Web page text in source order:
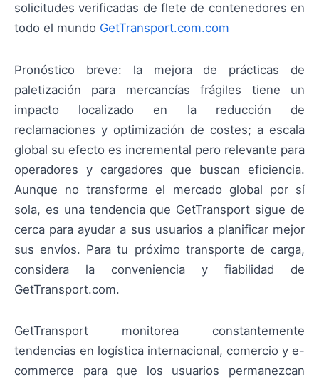
solicitudes verificadas de flete de contenedores en
todo el mundo GetTransport.com.com
Pronóstico breve: la mejora de prácticas de
paletización para mercancías frágiles tiene un
impacto localizado en la reducción de
reclamaciones y optimización de costes; a escala
global su efecto es incremental pero relevante para
operadores y cargadores que buscan eficiencia.
Aunque no transforme el mercado global por sí
sola, es una tendencia que GetTransport sigue de
cerca para ayudar a sus usuarios a planificar mejor
sus envíos. Para tu próximo transporte de carga,
considera la conveniencia y fiabilidad de
GetTransport.com.
GetTransport monitorea constantemente
tendencias en logística internacional, comercio y e-
commerce para que los usuarios permanezcan